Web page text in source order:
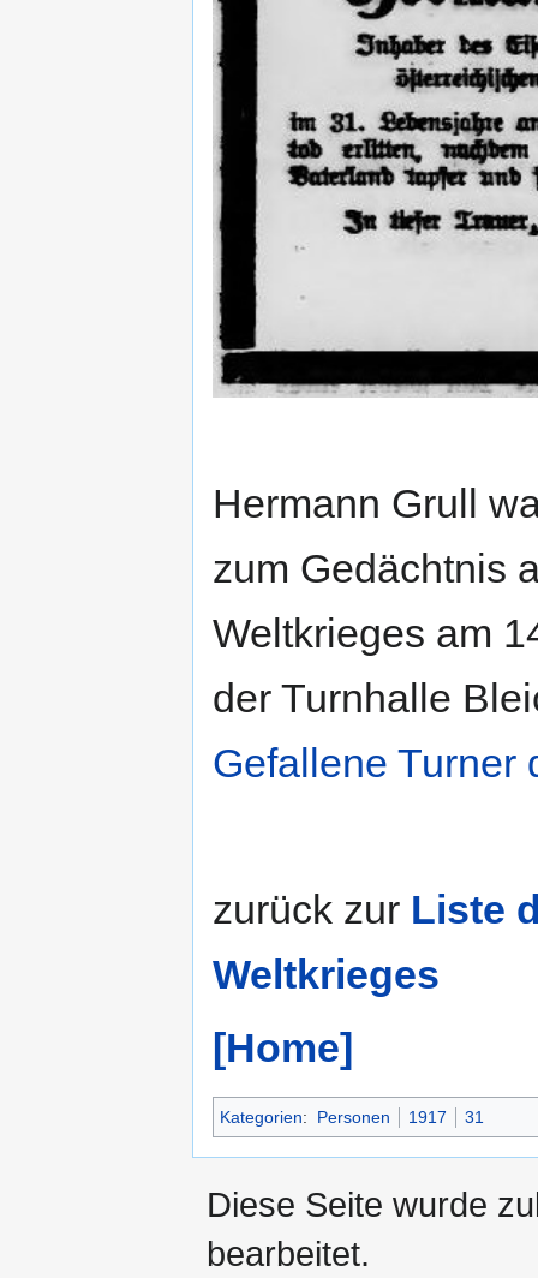
Hermann Grull
zum Gedächtnis
Weltkrieges am
der Turnhalle
Gefallene Turner
zurück zur Liste
Weltkrieges
[Home]
Kategorien: Personen 1917 31
Diese Seite wurde
bearbeitet.